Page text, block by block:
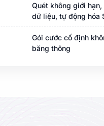
Quét không giới
dữ liệu, tự động hóa
Gói cước cố định
băng thông